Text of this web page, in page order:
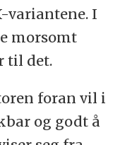
variantene. I
morsomt
til det.
foran vil i
og godt å